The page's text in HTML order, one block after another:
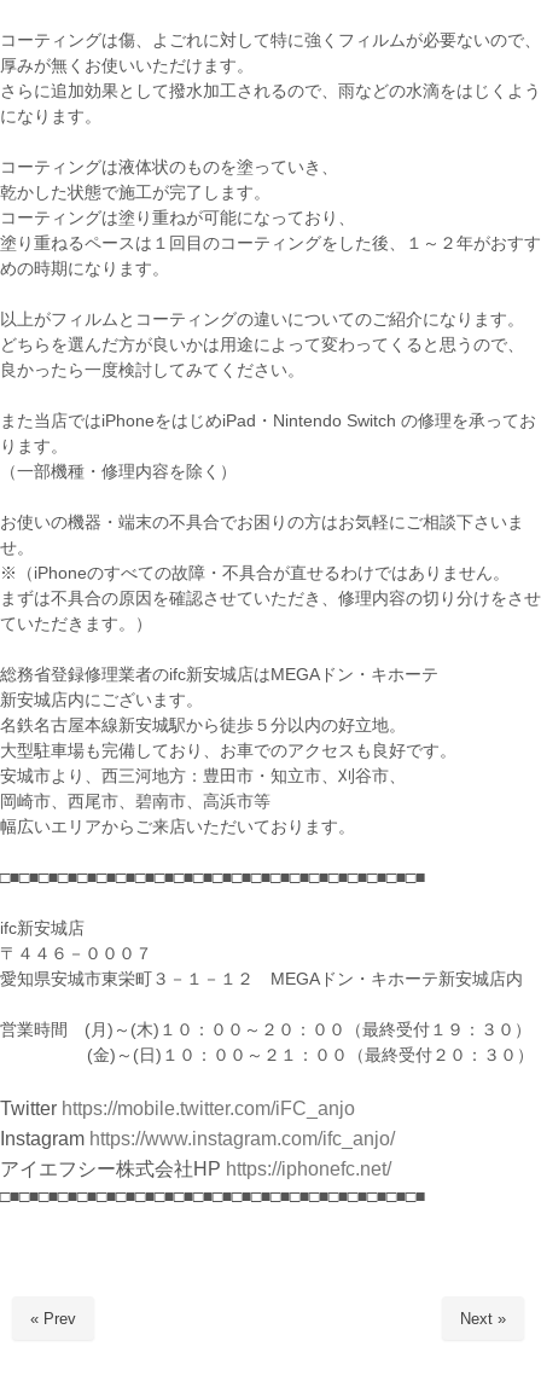
コーティングは傷、よごれに対して特に強くフィルムが必要ないので、
厚みが無くお使いいただけます。
さらに追加効果として撥水加工されるので、雨などの水滴をはじくよう
になります。
コーティングは液体状のものを塗っていき、
乾かした状態で施工が完了します。
コーティングは塗り重ねが可能になっており、
塗り重ねるペースは１回目のコーティングをした後、１～２年がおすす
めの時期になります。
以上がフィルムとコーティングの違いについてのご紹介になります。
どちらを選んだ方が良いかは用途によって変わってくると思うので、
良かったら一度検討してみてください。
また当店ではiPhoneをはじめiPad・Nintendo Switch の修理を承ってお
ります。
（一部機種・修理内容を除く）
お使いの機器・端末の不具合でお困りの方はお気軽にご相談下さいま
せ。
※（iPhoneのすべての故障・不具合が直せるわけではありません。
まずは不具合の原因を確認させていただき、修理内容の切り分けをさせ
ていただきます。）
総務省登録修理業者のifc新安城店はMEGAドン・キホーテ
新安城店内にございます。
名鉄名古屋本線新安城駅から徒歩５分以内の好立地。
大型駐車場も完備しており、お車でのアクセスも良好です。
安城市より、西三河地方：豊田市・知立市、刈谷市、
岡崎市、西尾市、碧南市、高浜市等
幅広いエリアからご来店いただいております。
□■□■□■□■□■□■□■□■□■□■□■□■□■□■□■□■□■□■□■□■□■□■
ifc新安城店
〒４４６－０００７
愛知県安城市東栄町３－１－１２ MEGAドン・キホーテ新安城店内
営業時間 (月)～(木)１０：００～２０：００（最終受付１９：３０）
(金)～(日)１０：００～２１：００（最終受付２０：３０）
Twitter https://mobile.twitter.com/iFC_anjo
Instagram https://www.instagram.com/ifc_anjo/
アイエフシー株式会社HP https://iphonefc.net/
□■□■□■□■□■□■□■□■□■□■□■□■□■□■□■□■□■□■□■□■□■□■
« Prev Next »